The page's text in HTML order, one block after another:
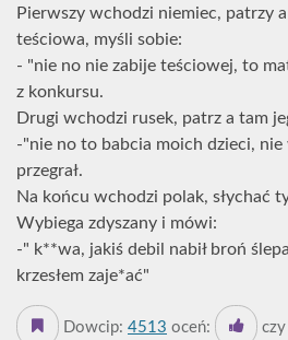
Pierwszy wchodzi niemiec, patrzy
teściowa, myśli sobie:
- "nie no nie zabije teściowej, to
z konkursu.
Drugi wchodzi rusek, patrz a tam
-"nie no to babcia moich dzieci, nie
przegrał.
Na końcu wchodzi polak, słychać
Wybiega zdyszany i mówi:
-" k**wa, jakiś debil nabił broń
krzesłem zaje*ać"
Dowcip: 4513 oceń: czy